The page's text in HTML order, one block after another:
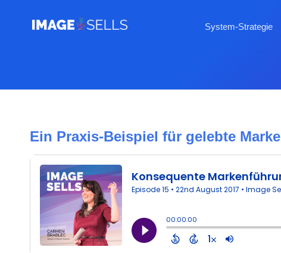
System-Strategie
Ein Praxis-Beispiel für gelebte Marke